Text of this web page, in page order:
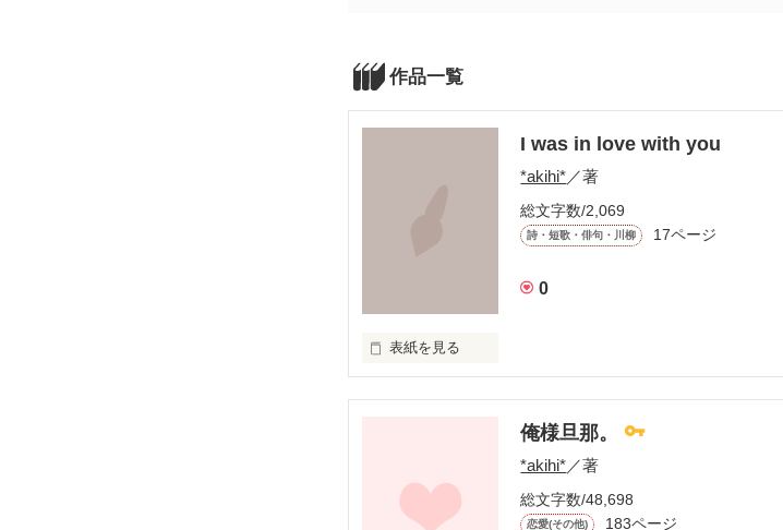
作品一覧
I was in love with you
*akihi*／著
総文字数/2,069
詩・短歌・俳句・川柳 17ページ
0
表紙を見る
ひとつは共感していただけるものがあればいいなーと思っ
俺様旦那。
*akihi*／著
総文字数/48,698
恋愛(その他) 183ページ